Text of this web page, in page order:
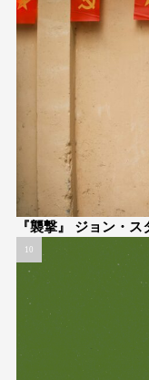
『襲撃』 ジョン・ス